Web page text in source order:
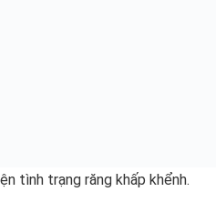
tình trạng răng khấp khểnh.